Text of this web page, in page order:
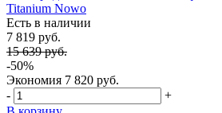
Titanium Nowo
Есть в наличии
7 819 руб.
15 639 руб.
-50%
Экономия 7 820 руб.
-
+